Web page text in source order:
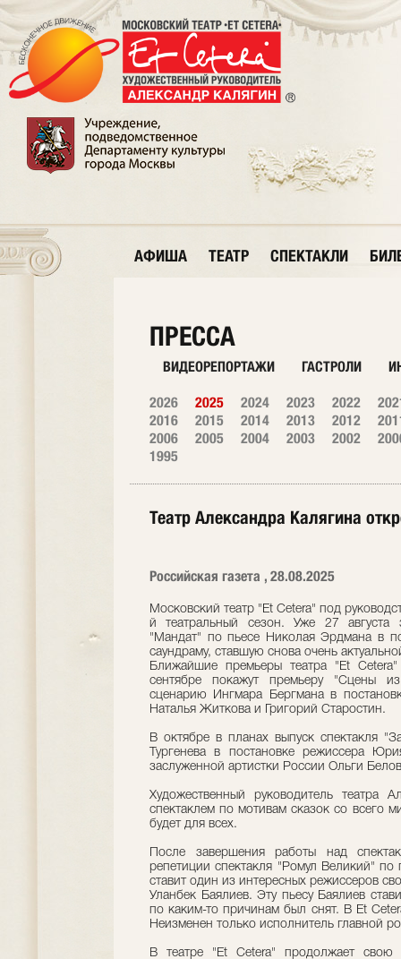
АФИША ТЕАТР СПЕКТАКЛИ
ПРЕССА
ВИДЕОРЕПОРТАЖИ ГАСТРОЛИ
2026 2025 2024 2023 2022
2016
2015 2014 2013 2012
2006
2005 2004 2003 2002
1995
Театр Александра Калягина
Российская газета , 28.08.2025
Московский театр "Et Cetera" под
й театральный сезон. Уже 27 августа
"Мандат" по пьесе Николая Эрдмана в
саундраму, ставшую снова очень
Ближайшие премьеры театра "Et
сентябре покажут премьеру "Сцены
сценарию Ингмара Бергмана в
Наталья Житкова и Григорий Старостин.
В октябре в планах выпуск спектакля
Тургенева в постановке режиссера
заслуженной артистки России Ольги
Художественный руководитель театра
спектаклем по мотивам сказок со всего
будет для всех.
После завершения работы над
репетиции спектакля "Ромул Великий"
ставит один из интересных режиссеров
Уланбек Баялиев. Эту пьесу Баялиев
по каким-то причинам был снят. В Et
Неизменен только исполнитель главной
В театре "Et Cetera" продолжает свою